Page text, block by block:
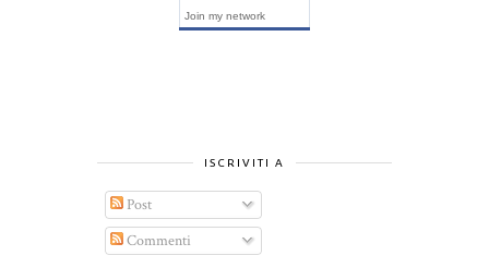
Join my network
ISCRIVITI A
Post
Commenti